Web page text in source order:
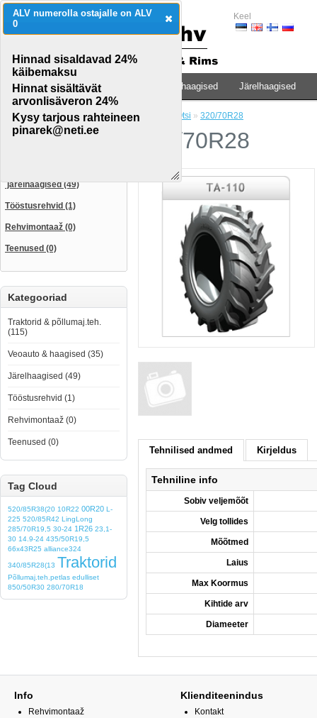
Keel
Traktorid & põllumaj.teh. Veoauto & haagised Järelhaagised
CATEGORIES
järelhaagised (49)
Tööstusrehvid (1)
Rehvimontaaž (0)
Teenused (0)
Kategooriad
Traktorid & põllumaj.teh.
(115)
Veoauto & haagised (35)
Järelhaagised (49)
Tööstusrehvid (1)
Rehvimontaaž (0)
Teenused (0)
Tag Cloud
520/85R38(20 10R22 00R20 L-
225 520/85R42 LingLong
285/70R19,5 30-24 1R26 23,1-
30 14.9-24 435/50R19,5
66x43R25 alliance324
340/85R28(13 Traktorid
Põllumaj.teh.petlas edulliset
850/50R30 280/70R18
Avaleht Otsi » 320/70R28
320/70R28
Tehnilised andmed Kirjeldus
Tehniline info
Sobiv veljemõõt
Velg tollides
Mõõtmed
Laius
Max Koormus
Kihtide arv
Diameeter
Info
Rehvimontaaž
Klienditeenindus
Kontakt
ALV numerolla ostajalle on ALV
0
Hinnad sisaldavad 24%
käibemaksu
Hinnat sisältävät
arvonlisäveron 24%
Kysy tarjous rahteineen
pinarek@neti.ee